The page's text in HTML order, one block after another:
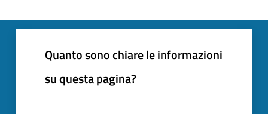
Quanto sono chiare le informazioni
su questa pagina?